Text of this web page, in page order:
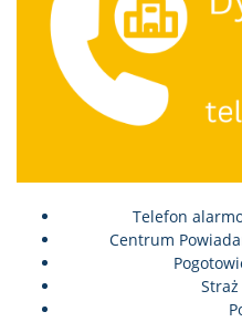
Telefon
Centrum